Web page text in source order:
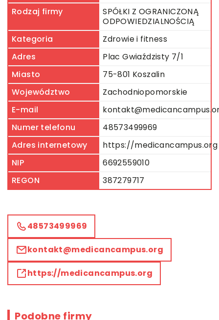
Rodzaj firmy
SPÓŁKI Z OGRANICZONĄ
ODPOWIEDZIALNOŚCIĄ
Kategoria
Zdrowie i fitness
Adres
Plac Gwiaździsty 7/1
Miasto
75-801 Koszalin
Województwo
Zachodniopomorskie
E-mail
Numer telefonu
48573499969
Adres internetowy
https://medicancampus.org
NIP
6692559010
REGON
387279717
48573499969
kontakt@medicancampus.org
https://medicancampus.org
Podobne firmy